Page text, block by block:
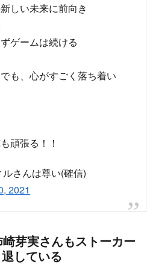
しい未来に前向き
ゲームは続ける
も、心がすごく落ち着い
頑張る！！
さんは尊い(確信)
2021
芽実さんもストーカー
している